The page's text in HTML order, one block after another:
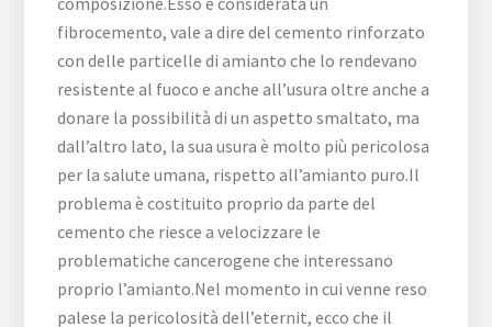
fibrocemento, vale a dire del cemento rinforzato
con delle particelle di amianto che lo rendevano
resistente al fuoco e anche all’usura oltre anche a
donare la possibilità di un aspetto smaltato, ma
dall’altro lato, la sua usura è molto più pericolosa
per la salute umana, rispetto all’amianto puro.Il
problema è costituito proprio da parte del
cemento che riesce a velocizzare le
problematiche cancerogene che interessano
proprio l’amianto.Nel momento in cui venne reso
palese la pericolosità dell’eternit, ecco che il